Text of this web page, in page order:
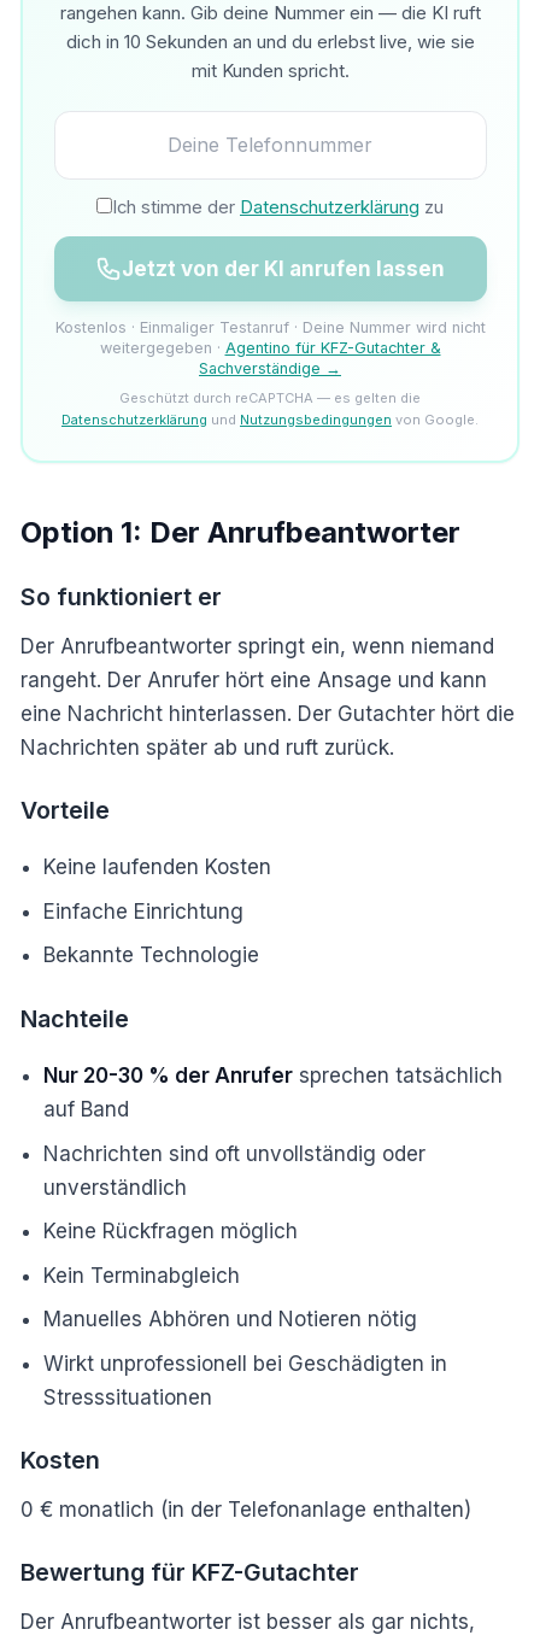
rangehen kann. Gib deine Nummer ein — die KI ruft
dich in 10 Sekunden an und du erlebst live, wie sie
mit Kunden spricht.
Ich stimme der Datenschutzerklärung zu
Jetzt von der KI anrufen lassen
Kostenlos · Einmaliger Testanruf · Deine Nummer wird nicht
weitergegeben · Agentino für KFZ-Gutachter &
Sachverständige →
Geschützt durch reCAPTCHA — es gelten die
Datenschutzerklärung und Nutzungsbedingungen von Google.
Option 1: Der Anrufbeantworter
So funktioniert er
Der Anrufbeantworter springt ein, wenn niemand
rangeht. Der Anrufer hört eine Ansage und kann
eine Nachricht hinterlassen. Der Gutachter hört die
Nachrichten später ab und ruft zurück.
Vorteile
Keine laufenden Kosten
Einfache Einrichtung
Bekannte Technologie
Nachteile
Nur 20-30 % der Anrufer sprechen tatsächlich
auf Band
Nachrichten sind oft unvollständig oder
unverständlich
Keine Rückfragen möglich
Kein Terminabgleich
Manuelles Abhören und Notieren nötig
Wirkt unprofessionell bei Geschädigten in
Stresssituationen
Kosten
0 € monatlich (in der Telefonanlage enthalten)
Bewertung für KFZ-Gutachter
Der Anrufbeantworter ist besser als gar nichts,